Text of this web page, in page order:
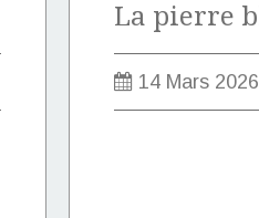
14 Mars 2026